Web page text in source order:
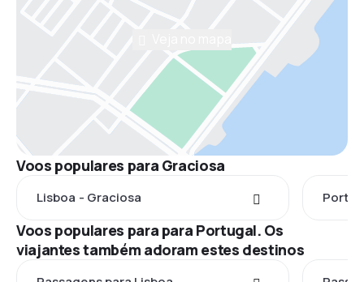
Voos populares para Graciosa
Lisboa - Graciosa Porto
Voos populares para para Portugal. Os
viajantes também adoram estes destinos